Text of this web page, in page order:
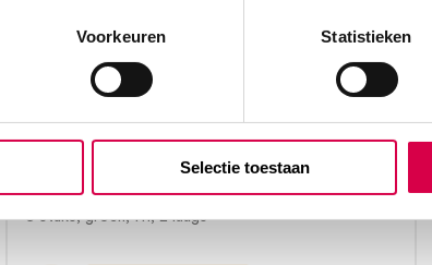
Voorkeuren Statistieken
Selectie toestaan
Tork Matic handdoekrol Advanced,
ESSITY
6 stuks, groen, H1, 2 laags